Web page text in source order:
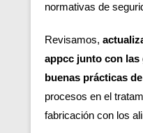
normativas de
Revisamos,
appcc junto con las
buenas prácticas
procesos en el
fabricación con los